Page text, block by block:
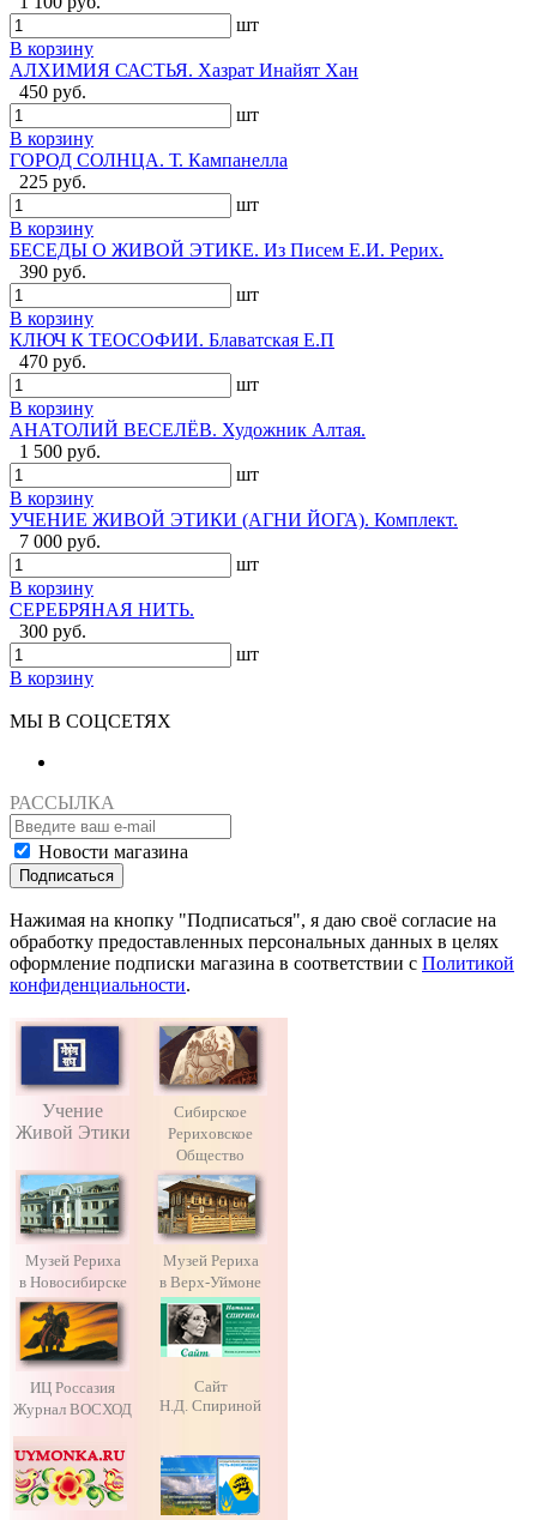
шт
В корзину
АЛХИМИЯ САСТЬЯ. Хазрат Инайят Хан
450 руб.
шт
В корзину
ГОРОД СОЛНЦА. Т. Кампанелла
225 руб.
шт
В корзину
БЕСЕДЫ О ЖИВОЙ ЭТИКЕ. Из Писем Е.И. Рерих.
390 руб.
шт
В корзину
КЛЮЧ К ТЕОСОФИИ. Блаватская Е.П
470 руб.
шт
В корзину
АНАТОЛИЙ ВЕСЕЛЁВ. Художник Алтая.
1 500 руб.
шт
В корзину
УЧЕНИЕ ЖИВОЙ ЭТИКИ (АГНИ ЙОГА). Комплект.
7 000 руб.
шт
В корзину
СЕРЕБРЯНАЯ НИТЬ.
300 руб.
шт
В корзину
МЫ В СОЦСЕТЯХ
РАССЫЛКА
Новости магазина
Подписаться
Нажимая на кнопку "Подписаться", я даю своё согласие на
обработку предоставленных персональных данных в целях
оформление подписки магазина в соответствии с Политикой
конфиденциальности.
Учение
Живой Этики
Сибирское
Рериховское
Общество
Музей Рериха
в Новосибирске
Музей Рериха
в Верх-Уймоне
ИЦ Россазия
Журнал ВОСХОД
Сайт
Н.Д. Спириной